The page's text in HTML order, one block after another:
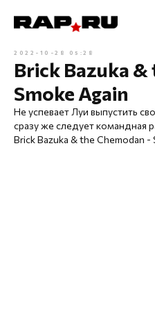
2022-10-28 05:28
Brick Bazuka &
Smoke Again
Не успевает Луи выпустить
сразу же следует командная
Brick Bazuka & the Chemodan -